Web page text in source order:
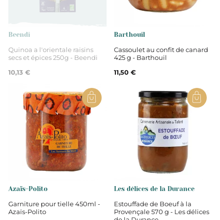
Plats de viande
Beendi
Quinoa a l'orientale raisins
secs et épices 250g - Beendi
10,13 €
Barthouil
Cassoulet au confit de canard
425 g - Barthouil
11,50 €
Azaïs-Polito
Garniture pour tielle 450ml -
Azaïs-Polito
Les délices de la Durance
Estouffade de Boeuf à la
Provençale 570 g - Les délices